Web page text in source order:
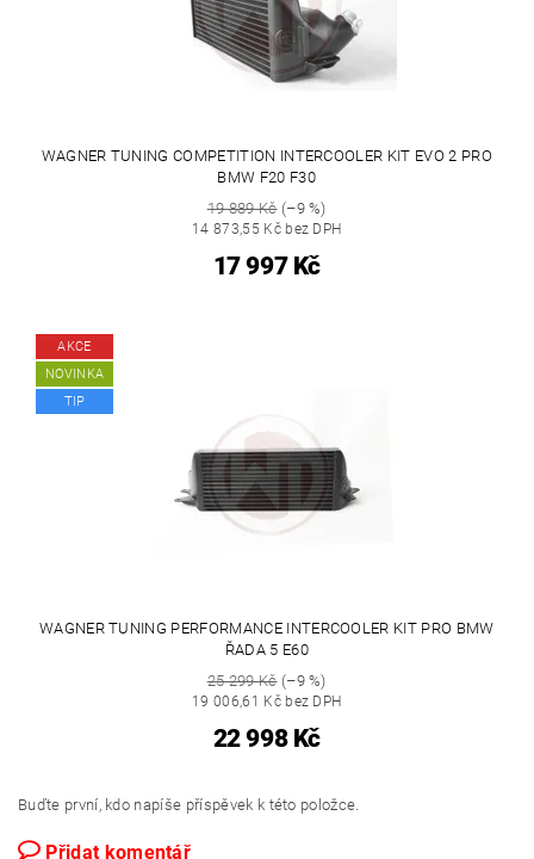
WAGNER TUNING COMPETITION INTERCOOLER KIT EVO 2 PRO
BMW F20 F30
19 889 Kč(–9 %)
14 873,55 Kč bez DPH
17 997 Kč
AKCE
NOVINKA
TIP
WAGNER TUNING PERFORMANCE INTERCOOLER KIT PRO BMW
ŘADA 5 E60
25 299 Kč(–9 %)
19 006,61 Kč bez DPH
22 998 Kč
Buďte první, kdo napíše příspěvek k této položce.
Přidat komentář